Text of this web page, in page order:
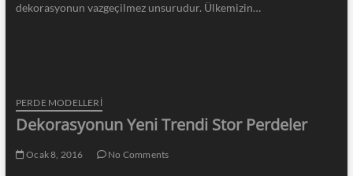
dekorasyonun vazgeçilmez unsurudur. Ülkemizin…
PERDE MODELLERI
Dekorasyonun Yeni Trendi Stor Perdeler
Ocak 8, 2016 No Comments